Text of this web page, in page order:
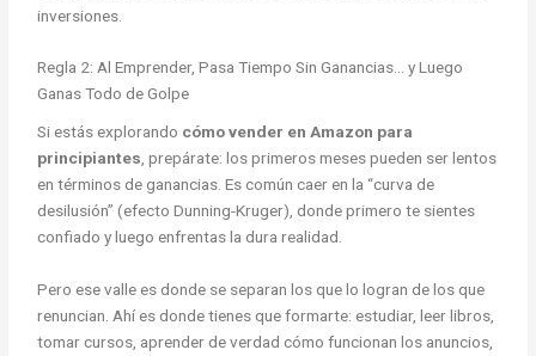
inversiones.
Regla 2: Al Emprender, Pasa Tiempo Sin Ganancias… y Luego
Ganas Todo de Golpe
Si estás explorando cómo vender en Amazon para
principiantes , prepárate: los primeros meses pueden ser lentos
en términos de ganancias. Es común caer en la “curva de
desilusión” (efecto Dunning-Kruger), donde primero te sientes
confiado y luego enfrentas la dura realidad.
Pero ese valle es donde se separan los que lo logran de los que
renuncian. Ahí es donde tienes que formarte: estudiar, leer libros,
tomar cursos, aprender de verdad cómo funcionan los anuncios,